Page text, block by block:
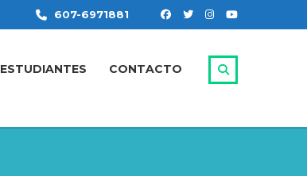
607-6971881
ESTUDIANTES CONTACTO